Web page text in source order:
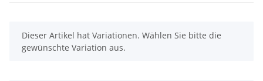
x
Dieser Artikel hat Variationen. Wählen Sie bitte die
gewünschte Variation aus.